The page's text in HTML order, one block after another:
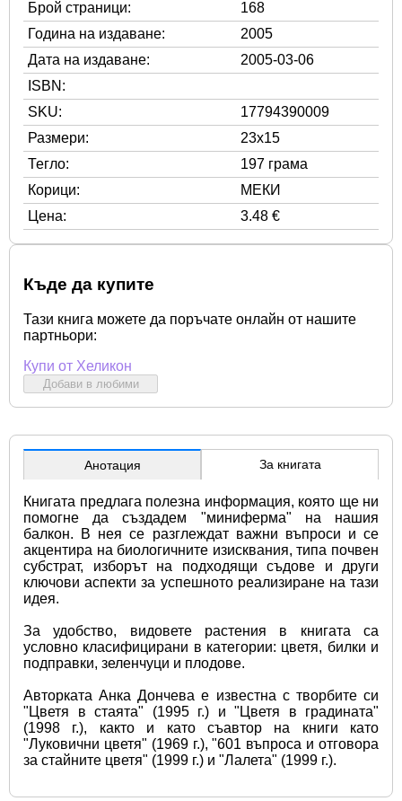
Брой страници:
168
Година на издаване:
2005
Дата на издаване:
2005-03-06
ISBN:
SKU:
17794390009
Размери:
23x15
Тегло:
197 грама
Корици:
МЕКИ
Цена:
3.48 €
Къде да купите
Тази книга можете да поръчате онлайн от нашите
партньори:
Купи от Хеликон
Добави в любими
Анотация За книгата
Книгата предлага полезна информация, която ще ни
помогне да създадем "миниферма" на нашия
балкон. В нея се разглеждат важни въпроси и се
акцентира на биологичните изисквания, типа почвен
субстрат, изборът на подходящи съдове и други
ключови аспекти за успешното реализиране на тази
идея.
За удобство, видовете растения в книгата са
условно класифицирани в категории: цветя, билки и
подправки, зеленчуци и плодове.
Авторката Анка Дончева е известна с творбите си
"Цветя в стаята" (1995 г.) и "Цветя в градината"
(1998 г.), както и като съавтор на книги като
"Луковични цветя" (1969 г.), "601 въпроса и отговора
за стайните цветя" (1999 г.) и "Лалета" (1999 г.).